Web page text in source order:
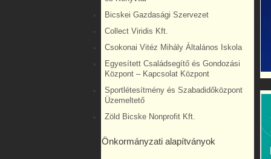
Bicskei Gazdasági Szervezet
Collect Viridis Kft.
Csokonai Vitéz Mihály Általános Iskola
Egyesített Családsegítő és Gondozási
Központ – Kapcsolat Központ
Sportlétesítmény és Szabadidőközpont
Üzemeltető
Zöld Bicske Nonprofit Kft.
Önkormányzati alapítványok